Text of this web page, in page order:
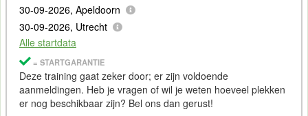
30-09-2026, Apeldoorn
30-09-2026, Utrecht
Alle startdata
= STARTGARANTIE
Deze training gaat zeker door; er zijn voldoende
aanmeldingen. Heb je vragen of wil je weten hoeveel plekken
er nog beschikbaar zijn? Bel ons dan gerust!